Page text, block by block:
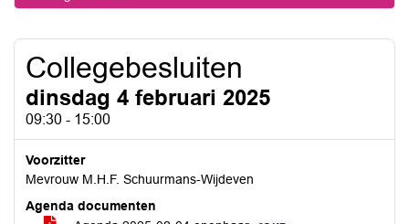
Collegebesluiten
dinsdag 4 februari 2025
09:30 - 15:00
Voorzitter
Mevrouw M.H.F. Schuurmans-Wijdeven
Agenda documenten